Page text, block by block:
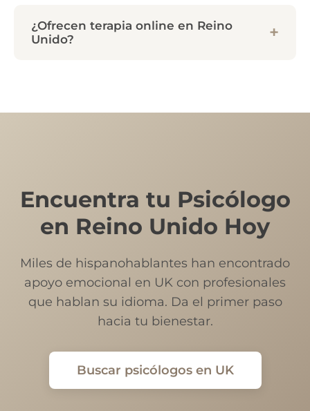
¿Ofrecen terapia online en Reino
Unido?
Encuentra tu Psicólogo
en Reino Unido Hoy
Miles de hispanohablantes han encontrado
apoyo emocional en UK con profesionales
que hablan su idioma. Da el primer paso
hacia tu bienestar.
Buscar psicólogos en UK